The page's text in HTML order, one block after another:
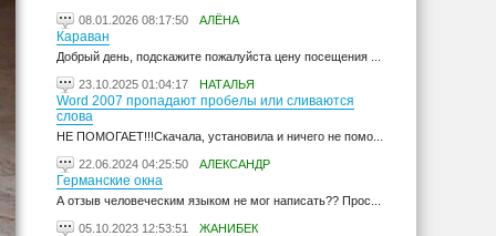
08.01.2026 08:17:50 АЛЁНА
Караван
Добрый день, подскажите пожалуйста цену посещения ...
23.10.2025 01:04:17 НАТАЛЬЯ
Word 2007 пропадают пробелы или сливаются
слова
НЕ ПОМОГАЕТ!!!Скачала, установила и ничего не помо...
22.06.2024 04:25:50 АЛЕКСАНДР
Германские окна
А отзыв человеческим языком не мог написать?? Прос...
05.10.2023 12:53:51 ЖАНИБЕК